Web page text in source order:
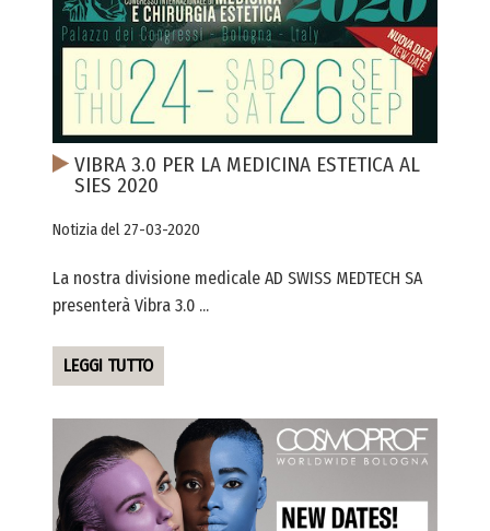
VIBRA 3.0 PER LA MEDICINA ESTETICA AL
SIES 2020
Notizia del 27-03-2020
La nostra divisione medicale AD SWISS MEDTECH SA
presenterà Vibra 3.0 ...
LEGGI TUTTO